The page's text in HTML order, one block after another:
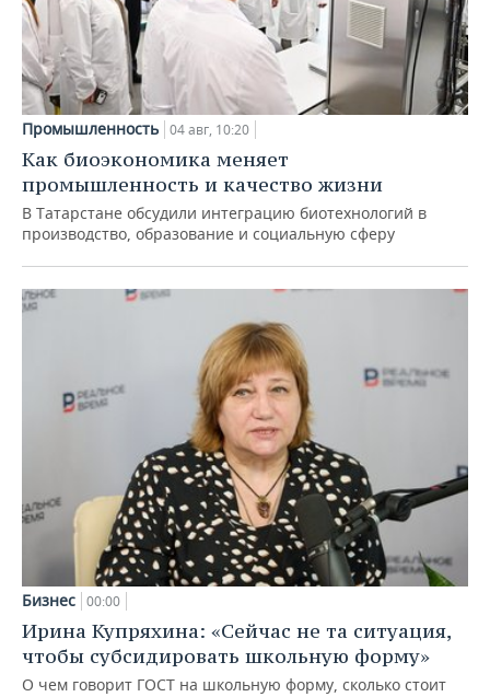
Промышленность 04 авг, 10:20
Как биоэкономика меняет
промышленность и качество жизни
В Татарстане обсудили интеграцию биотехнологий в
производство, образование и социальную сферу
Бизнес 00:00
Ирина Купряхина: «Сейчас не та ситуация,
чтобы субсидировать школьную форму»
О чем говорит ГОСТ на школьную форму, сколько стоит